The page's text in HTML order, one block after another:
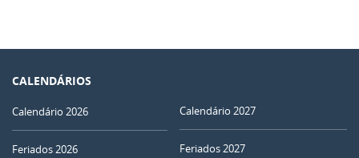
CALENDÁRIOS
Calendário 2026
Feriados 2026
Calendário 2027
Feriados 2027